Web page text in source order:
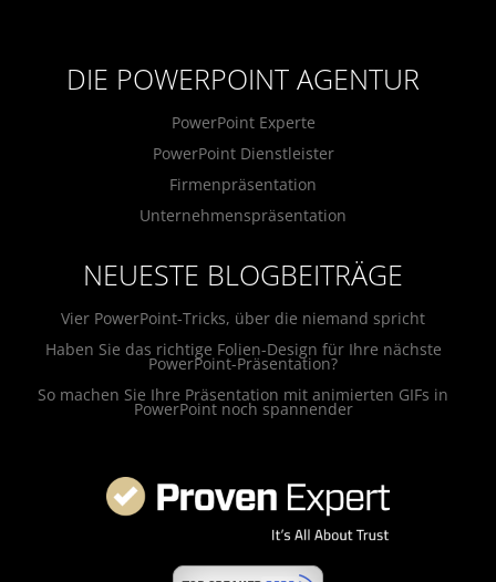
DIE POWERPOINT AGENTUR
PowerPoint Experte
PowerPoint Dienstleister
Firmenpräsentation
Unternehmenspräsentation
NEUESTE BLOGBEITRÄGE
Vier PowerPoint-Tricks, über die niemand spricht
Haben Sie das richtige Folien-Design für Ihre nächste
PowerPoint-Präsentation?
So machen Sie Ihre Präsentation mit animierten GIFs in
PowerPoint noch spannender